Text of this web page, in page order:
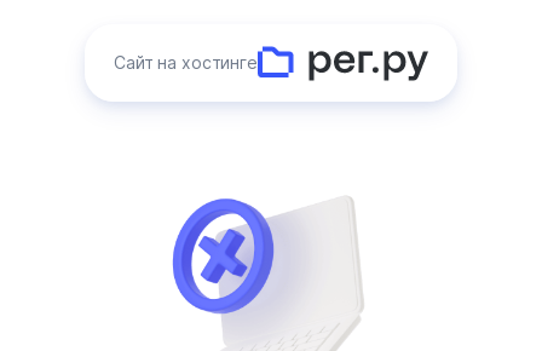
Сайт на хостинге